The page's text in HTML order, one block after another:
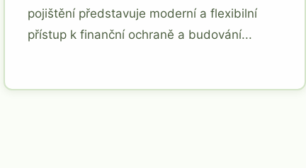
pojištění představuje moderní a flexibilní
přístup k finanční ochraně a budování...